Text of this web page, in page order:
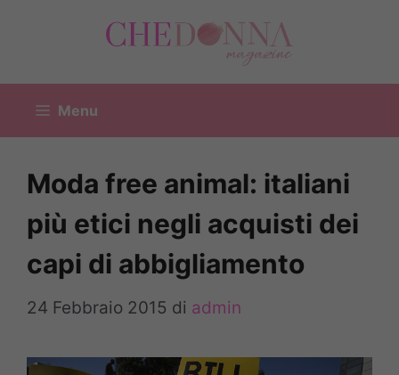
Menu
Moda free animal: italiani
più etici negli acquisti dei
capi di abbigliamento
24 Febbraio 2015 di admin